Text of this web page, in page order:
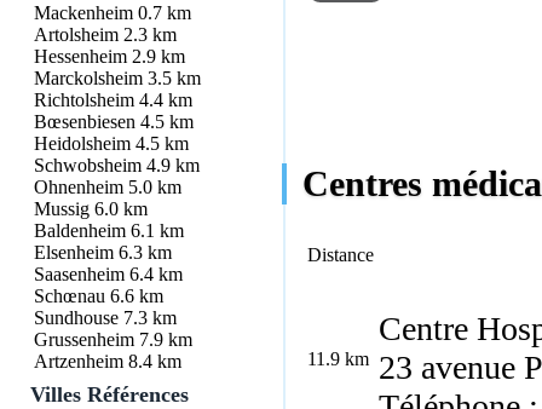
Mackenheim0.7 km
Artolsheim2.3 km
Hessenheim2.9 km
Marckolsheim3.5 km
Richtolsheim4.4 km
Bœsenbiesen 4.5 km
Heidolsheim4.5 km
Schwobsheim4.9 km
Ohnenheim5.0 km
Mussig6.0 km
Baldenheim6.1 km
Elsenheim6.3 km
Saasenheim6.4 km
Schœnau 6.6 km
Sundhouse7.3 km
Grussenheim7.9 km
Artzenheim8.4 km
Villes Références
Centres
Distance
11.9 km
Centre
23 avenue